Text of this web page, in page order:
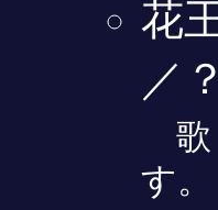
花
／
歌
す。